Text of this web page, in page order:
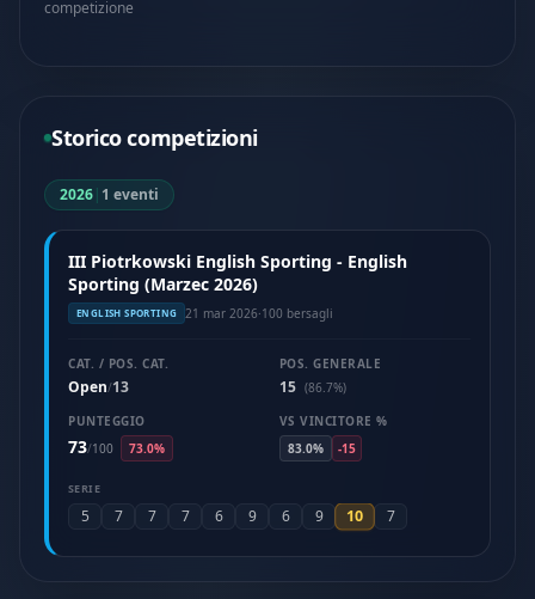
competizione
Storico competizioni
2026| 1 eventi
III Piotrkowski English Sporting - English
Sporting (Marzec 2026)
ENGLISH SPORTING 21 mar 2026·100 bersagli
CAT. / POS. CAT.
Open/13
POS. GENERALE
15 (86.7%)
PUNTEGGIO
73/100 73.0%
VS VINCITORE %
83.0%
-15
SERIE
5 7 7 7 6 9 6 9 10 7